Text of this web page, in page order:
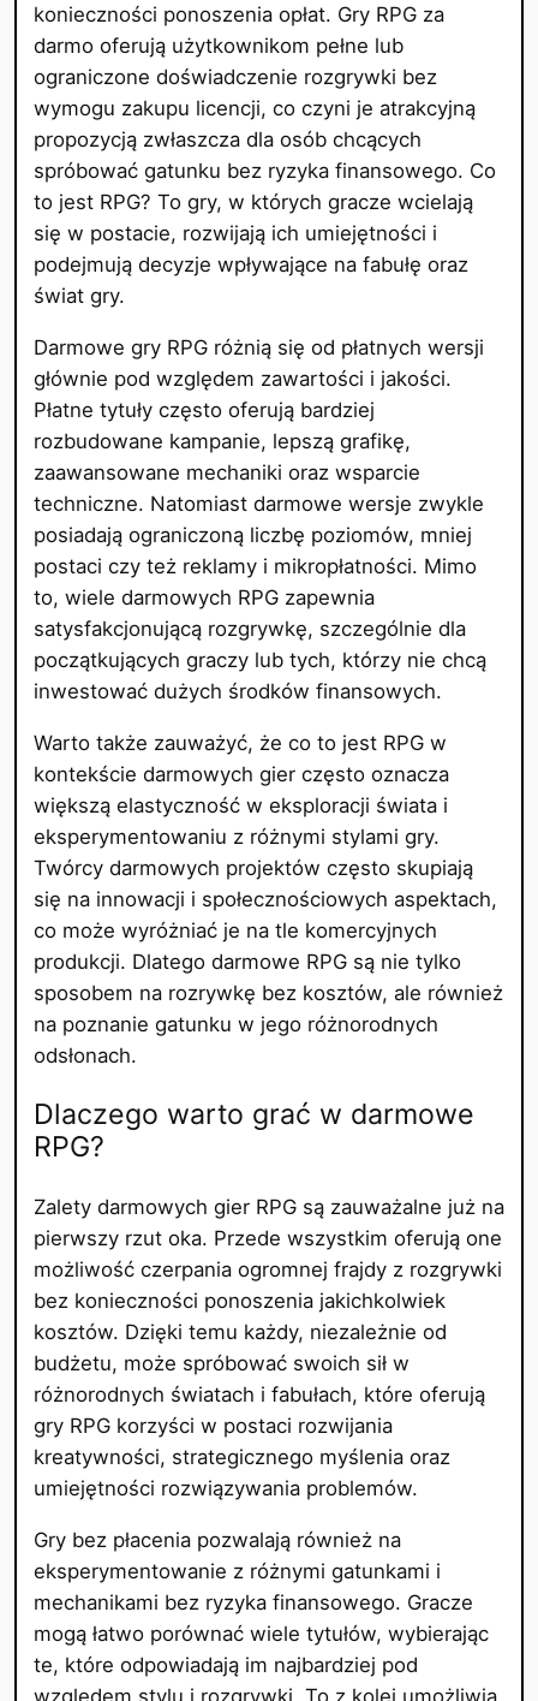
konieczności ponoszenia opłat. Gry RPG za
darmo oferują użytkownikom pełne lub
ograniczone doświadczenie rozgrywki bez
wymogu zakupu licencji, co czyni je atrakcyjną
propozycją zwłaszcza dla osób chcących
spróbować gatunku bez ryzyka finansowego. Co
to jest RPG? To gry, w których gracze wcielają
się w postacie, rozwijają ich umiejętności i
podejmują decyzje wpływające na fabułę oraz
świat gry.
Darmowe gry RPG różnią się od płatnych wersji
głównie pod względem zawartości i jakości.
Płatne tytuły często oferują bardziej
rozbudowane kampanie, lepszą grafikę,
zaawansowane mechaniki oraz wsparcie
techniczne. Natomiast darmowe wersje zwykle
posiadają ograniczoną liczbę poziomów, mniej
postaci czy też reklamy i mikropłatności. Mimo
to, wiele darmowych RPG zapewnia
satysfakcjonującą rozgrywkę, szczególnie dla
początkujących graczy lub tych, którzy nie chcą
inwestować dużych środków finansowych.
Warto także zauważyć, że co to jest RPG w
kontekście darmowych gier często oznacza
większą elastyczność w eksploracji świata i
eksperymentowaniu z różnymi stylami gry.
Twórcy darmowych projektów często skupiają
się na innowacji i społecznościowych aspektach,
co może wyróżniać je na tle komercyjnych
produkcji. Dlatego darmowe RPG są nie tylko
sposobem na rozrywkę bez kosztów, ale również
na poznanie gatunku w jego różnorodnych
odsłonach.
Dlaczego warto grać w darmowe
RPG?
Zalety darmowych gier RPG są zauważalne już na
pierwszy rzut oka. Przede wszystkim oferują one
możliwość czerpania ogromnej frajdy z rozgrywki
bez konieczności ponoszenia jakichkolwiek
kosztów. Dzięki temu każdy, niezależnie od
budżetu, może spróbować swoich sił w
różnorodnych światach i fabułach, które oferują
gry RPG korzyści w postaci rozwijania
kreatywności, strategicznego myślenia oraz
umiejętności rozwiązywania problemów.
Gry bez płacenia pozwalają również na
eksperymentowanie z różnymi gatunkami i
mechanikami bez ryzyka finansowego. Gracze
mogą łatwo porównać wiele tytułów, wybierając
te, które odpowiadają im najbardziej pod
względem stylu i rozgrywki. To z kolei umożliwia